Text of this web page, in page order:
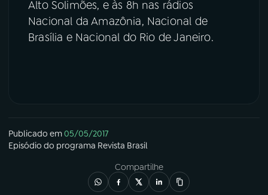
Alto Solimões, e às 8h nas rádios
Nacional da Amazônia, Nacional de
Brasília e Nacional do Rio de Janeiro.
Publicado em05/05/2017
Episódio do programa Revista Brasil
Compartilhe